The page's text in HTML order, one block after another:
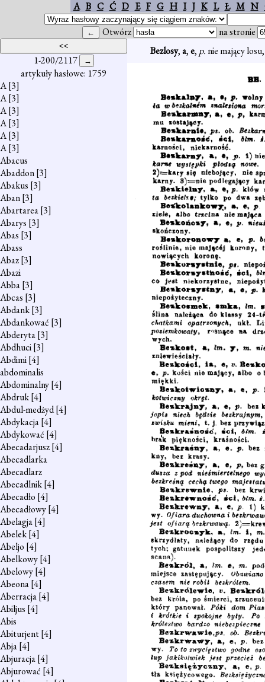
A B C Ć D E F G H I J K L Ł M N
Otwórz na stronie
1-200/2117
artykuły hasłowe: 1759
A[3]
A[3]
A[3]
A[3]
A[3]
A[3]
Abacus
Abaddon[3]
Abakus [3]
Aban[3]
Abartarea[3]
Abarys [3]
Abas [3]
Abass
Abaz[3]
Abazi
Abba[3]
Abcas [3]
Abdank[3]
Abdankować [3]
Abderyta[3]
Abdhuci[3]
Abdimi[4]
abdominalis
Abdominalny[4]
Abdruk[4]
Abdul-medżyd[4]
Abdykacja[4]
Abdykować [4]
Abecadarjusz[4]
Abecadlarka
Abecadlarz
Abecadlnik[4]
Abecadło [4]
Abecadłowy[4]
Abelagja[4]
Abelek[4]
Abeljo [4]
Abelkowy[4]
Abelowy[4]
Abeona[4]
Aberracja[4]
Abiljus [4]
Abis
Abiturjent[4]
Abja[4]
Abjuracja[4]
Abjurować [4]
Bezlosy,a,e, p.nie mający